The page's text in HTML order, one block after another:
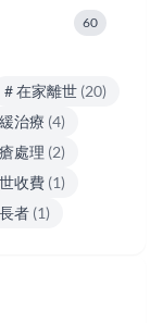
60
# 在家離世 (20)
治療 (4)
處理 (2)
收費 (1)
者 (1)